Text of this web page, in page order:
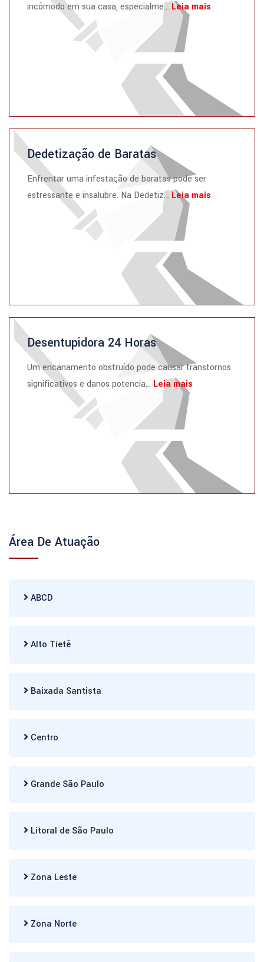
incômodo em sua casa, especialme... Leia mais
Dedetização de Baratas
Enfrentar uma infestação de baratas pode ser
estressante e insalubre. Na Dedetiz... Leia mais
Desentupidora 24 Horas
Um encanamento obstruído pode causar transtornos
significativos e danos potencia... Leia mais
Área De Atuação
ABCD
Alto Tietê
Baixada Santista
Centro
Grande São Paulo
Litoral de São Paulo
Zona Leste
Zona Norte